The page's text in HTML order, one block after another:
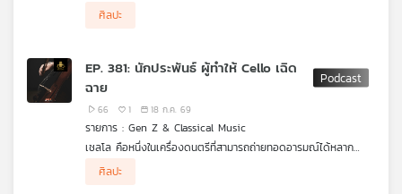
กิจกรรม
ร่วมพูดคุยกับ รศ.ดร.นรอรรถ จันทร์กล่ำ ศิลปินศิลปาธร เจ้าของผล
บทกลอน และ บทสวดภาษาบาลี มาผสานกับการแปลเป็นภาษาไทย
เพื่อสร้างประสบการณ์การรับฟังที่เชื่อมโยงทั้งศรัทธา และดนตรีไว้
ด้วยกัน
สามารถถ่ายทอดพุทธประวัติให้เข้าถึงผู้ฟังในยุคปัจจุบันได้อย่างไร รับ
ฟังได้ใน GenZ and Classical Music
ศิลปะ
EP. 381: นักประพันธ์ ผู้ทำให้ Cello เฉิด
ฉาย
66 1 18 ก.ค. 69
รายการ : Gen Z & Classical Music
เชลโล คือหนึ่งในเครื่องดนตรีที่สามารถถ่ายทอดอารมณ์ได้หลาก
หลายที่สุดในโลก ดนตรีคลาสสิก แต่กว่าเชลโลจะเป็น เครื่องดนตรี ที่
จดจำอย่างทุกวันนี้ มีนักประพันธ์ไม่น้อยที่ช่วยผลักดัน
GenZ and Classical Music กับ ดร.สมรรถยา วาทะวัฒนะ หรือ ปี๊ค
ศิลปะ